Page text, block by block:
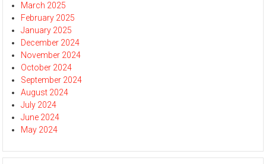
March 2025
February 2025
January 2025
December 2024
November 2024
October 2024
September 2024
August 2024
July 2024
June 2024
May 2024